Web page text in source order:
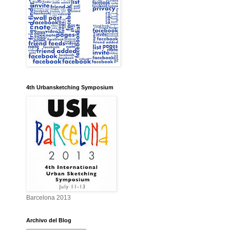
4th Urbansketching Symposium
Barcelona 2013
Archivo del Blog